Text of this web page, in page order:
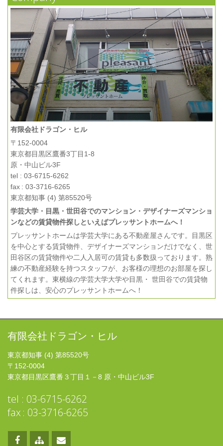
有限会社ドラゴン・ヒル
〒152-0004
東京都目黒区鷹番3丁目1-8
原・中山ビル3F
tel : 03-6715-6262
fax : 03-3716-6265
東京都知事 (4) 第85520号
学芸大学・目黒・世田谷でのマンション・デザイナーズマンショ
ンなどの賃貸物件探しといえばプレッサントホームへ！
プレッサントホームは学芸大学にある不動産屋さんです。目黒区
を中心とする賃貸物件、デザイナーズマンションだけでなく、世
田谷区の賃貸物件や二人入居可の賃貸も多数扱っております。熟
練の不動産経験を持つスタッフが、お客様の理想のお部屋を探し
てくれます。東横線の学芸大学大学や目黒・ 世田谷での賃貸物
件探しは、安心のプレッサントホームへ！
有限会社ドラゴン・ヒル
東京都知事 (4) 第85520号
〒152-0004
東京都目黒区鷹番３丁目１－8 原・中山ビル3F
tel : 03-6715-6262
fax : 03-3716-6265